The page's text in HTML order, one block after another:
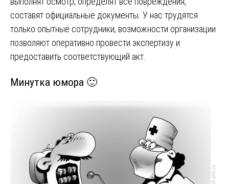
составят официальные документы. У нас трудятся
только опытные сотрудники, возможности организации
позволяют оперативно провести экспертизу и
предоставить соответствующий акт.
Минутка юмора 🙂